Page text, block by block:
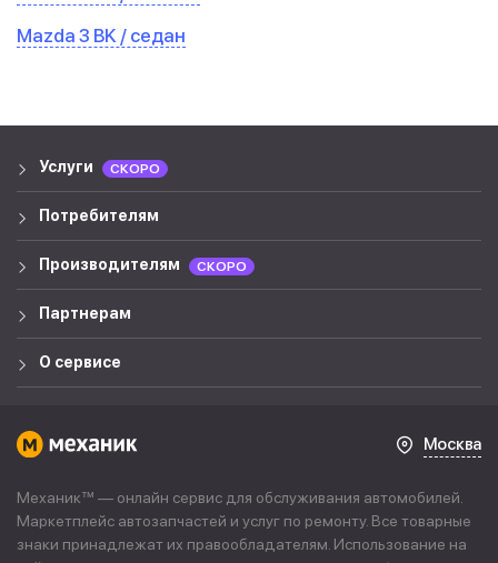
Mazda 3 BK / седан
Услуги СКОРО
Потребителям
Производителям СКОРО
Партнерам
О сервисе
Москва
Механик™ — онлайн сервис для обслуживания автомобилей.
Маркетплейс автозапчастей и услуг по ремонту. Все товарные
знаки принадлежат их правообладателям. Использование на